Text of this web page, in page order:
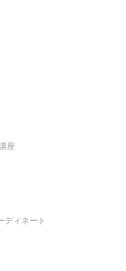
座
ディネート